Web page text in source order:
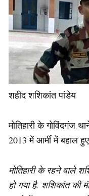
शहीद शशिकांत पांडेय
मोतिहारी के गोविंदगंज
2013 में आर्मी में बहाल
मोतिहारी के रहने वाले
हो गया है. शशिकांत की